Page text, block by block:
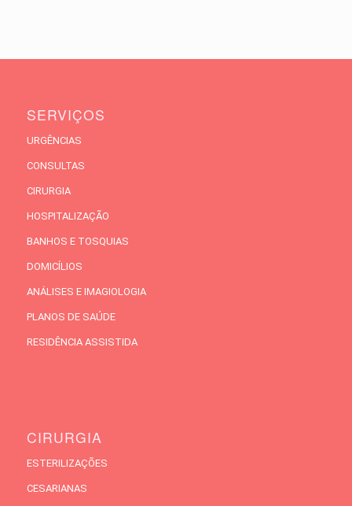
SERVIÇOS
URGÊNCIAS
CONSULTAS
CIRURGIA
HOSPITALIZAÇÃO
BANHOS E TOSQUIAS
DOMICÍLIOS
ANÁLISES E IMAGIOLOGIA
PLANOS DE SAÚDE
RESIDÊNCIA ASSISTIDA
CIRURGIA
ESTERILIZAÇÕES
CESARIANAS